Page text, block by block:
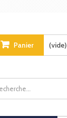
Panier (vide)